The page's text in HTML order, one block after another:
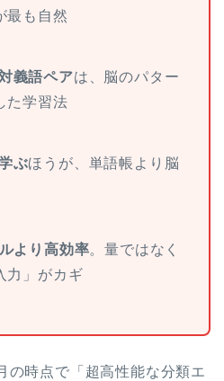
最も自然
義語ペアは、脳のパター
た学習法
ぶほうが、単語帳より脳
より高効率。量ではなく
力」がカギ
の時点で「超高性能な分類エ
ホーム